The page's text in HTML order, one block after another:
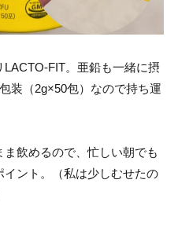
FIT。亜鉛も一緒に摂
装（2g×50包）なので持ち運
飲めるので、忙しい朝でも
ント。（私は少しむせたの